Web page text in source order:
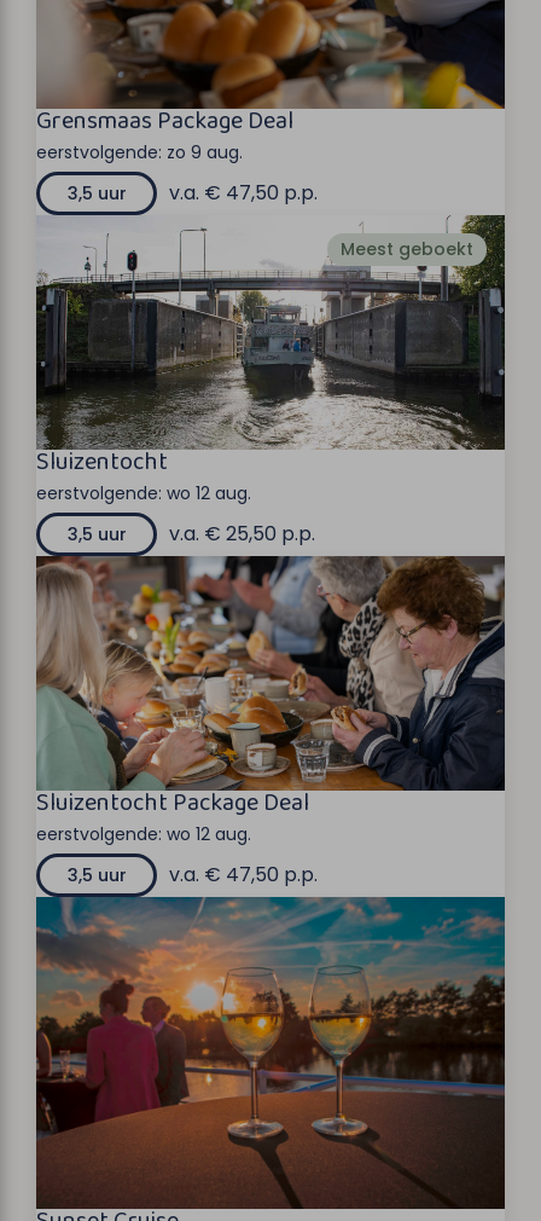
Grensmaas Package Deal
eerstvolgende: zo 9 aug.
3,5 uur
v.a. € 47,50 p.p.
Meest geboekt
Sluizentocht
eerstvolgende: wo 12 aug.
3,5 uur
v.a. € 25,50 p.p.
Sluizentocht Package Deal
eerstvolgende: wo 12 aug.
3,5 uur
v.a. € 47,50 p.p.